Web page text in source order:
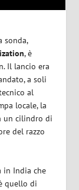
sonda,
, è
Il lancio era
a soli
al
locale, la
un cilindro di
del razzo
in India che
quello di